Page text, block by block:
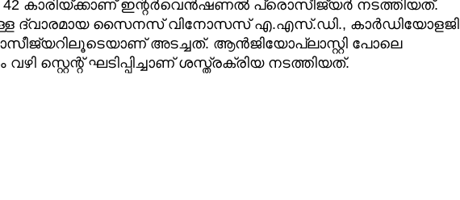
42 കാരിയ്ക്കാണ് ഇന്റർവെൻഷണൽ പ്രൊസീജ്യർ നടത്തിയത്.
ദ്വാരമായ സൈനസ് വിനോസസ് എ.എസ്.ഡി., കാർഡിയോളജി
അടച്ചത്. ആൻജിയോപ്ലാസ്റ്റി പോലെ
സ്റ്റെന്റ് ഘടിപ്പിച്ചാണ് ശസ്ത്രക്രിയ നടത്തിയത്.